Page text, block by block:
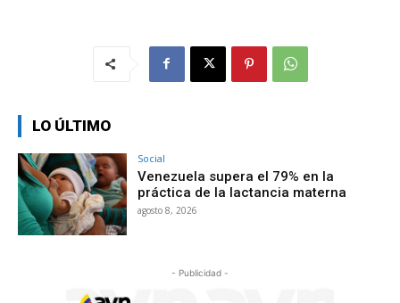
LO ÚLTIMO
Social
Venezuela supera el 79% en la
práctica de la lactancia materna
agosto 8, 2026
- Publicidad -